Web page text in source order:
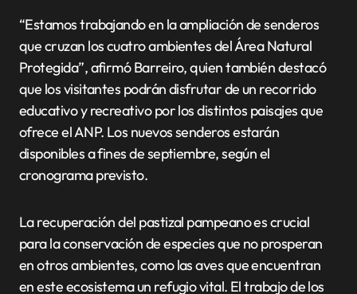
“Estamos trabajando en la ampliación de senderos
que cruzan los cuatro ambientes del Área Natural
Protegida”, afirmó Barreiro, quien también destacó
que los visitantes podrán disfrutar de un recorrido
educativo y recreativo por los distintos paisajes que
ofrece el ANP. Los nuevos senderos estarán
disponibles a fines de septiembre, según el
cronograma previsto.
La recuperación del pastizal pampeano es crucial
para la conservación de especies que no prosperan
en otros ambientes, como las aves que encuentran
en este ecosistema un refugio vital. El trabajo de los